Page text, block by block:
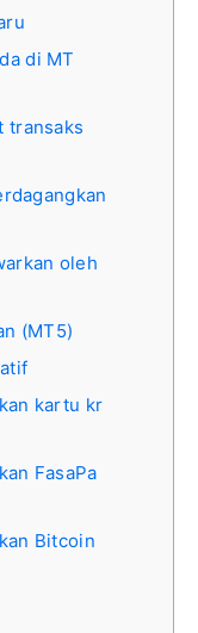
di MT
transaks
oleh
(MT5)
kartu kr
FasaPa
Bitcoin